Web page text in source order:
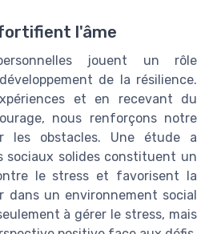
l'âme
jouent un rôle
de la résilience.
et en recevant du
nous renforçons notre
les obstacles. Une étude a
sociaux solides constituent un
le stress et favorisent la
dans un environnement social
à gérer le stress, mais